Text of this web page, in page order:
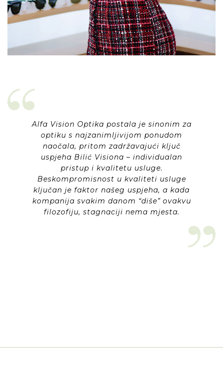
Alfa Vision Optika postala je sinonim za
optiku s najzanimljivijom ponudom
naočala, pritom zadržavajući ključ
uspjeha Bilić Visiona – individualan
pristup i kvalitetu usluge.
Beskompromisnost u kvaliteti usluge
ključan je faktor našeg uspjeha, a kada
kompanija svakim danom “diše” ovakvu
filozofiju, stagnaciji nema mjesta.